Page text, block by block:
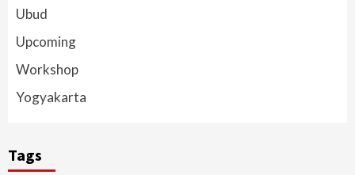
Ubud
Upcoming
Workshop
Yogyakarta
Tags